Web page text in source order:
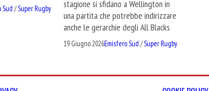
Sud /Super Rugby
stagione si sfidano a Wellington in
una partita che potrebbe indirizzare
anche le gerarchie degli All Blacks
19 Giugno 2026Emisfero Sud /Super Rugby